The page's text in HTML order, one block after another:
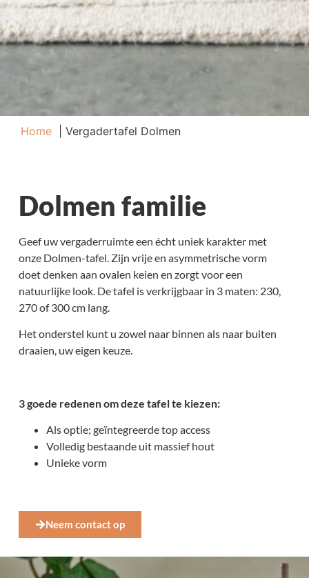
Home Vergadertafel Dolmen
Dolmen familie
Geef uw vergaderruimte een écht uniek karakter met
onze Dolmen-tafel. Zijn vrije en asymmetrische vorm
doet denken aan ovalen keien en zorgt voor een
natuurlijke look. De tafel is verkrijgbaar in 3 maten: 230,
270 of 300 cm lang.
Het onderstel kunt u zowel naar binnen als naar buiten
draaien, uw eigen keuze.
3 goede redenen om deze tafel te kiezen:
Als optie; geïntegreerde top access
Volledig bestaande uit massief hout
Unieke vorm
Neem contact op